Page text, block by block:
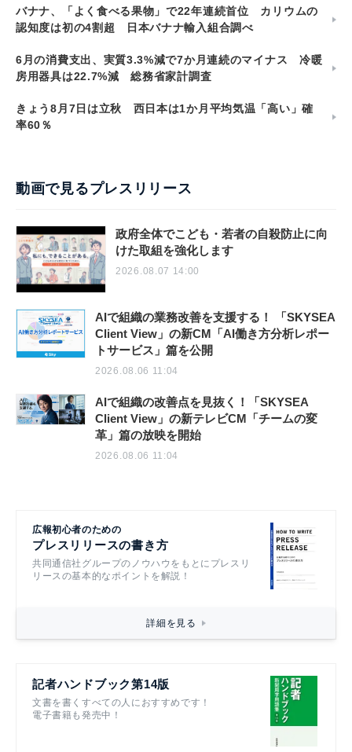
バナナ、「よく食べる果物」で22年連続首位 カリウムの
認知度は初の4割超 日本バナナ輸入組合調べ
6月の消費支出、実質3.3%減で7か月連続のマイナス 冷暖
房用器具は22.7%減 総務省家計調査
きょう8月7日は立秋 西日本は1か月平均気温「高い」確
率60％
動画で見るプレスリリース
政府全体でこども・若者の自殺防止に向
けた取組を強化します
2026.08.07 14:00
AIで組織の業務改善を支援する！ 「SKYSEA
Client View」の新CM「AI働き方分析レポー
トサービス」篇を公開
2026.08.06 11:04
AIで組織の改善点を見抜く！「SKYSEA
Client View」の新テレビCM「チームの変
革」篇の放映を開始
2026.08.06 11:04
広報初心者のための
プレスリリースの書き方
共同通信社グループのノウハウをもとにプレスリ
リースの基本的なポイントを解説！
詳細を見る
記者ハンドブック第14版
文書を書くすべての人におすすめです！
電子書籍も発売中！